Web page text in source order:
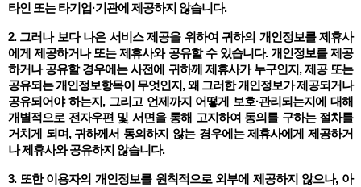
타인 또는 타기업·기관에 제공하지 않습니다.
2. 그러나 보다 나은 서비스 제공을 위하여 귀하의 개인정보를 제휴사
에게 제공하거나 또는 제휴사와 공유할 수 있습니다. 개인정보를 제공
하거나 공유할 경우에는 사전에 귀하께 제휴사가 누구인지, 제공 또는
공유되는 개인정보항목이 무엇인지, 왜 그러한 개인정보가 제공되거나
공유되어야 하는지, 그리고 언제까지 어떻게 보호·관리되는지에 대해
개별적으로 전자우편 및 서면을 통해 고지하여 동의를 구하는 절차를
거치게 되며, 귀하께서 동의하지 않는 경우에는 제휴사에게 제공하거
나 제휴사와 공유하지 않습니다.
3. 또한 이용자의 개인정보를 원칙적으로 외부에 제공하지 않으나, 아